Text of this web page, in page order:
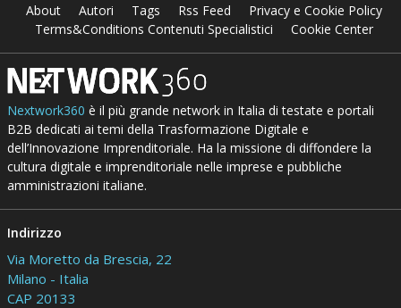
About Autori Tags Rss Feed
Privacy e Cookie Policy
Terms&Conditions Contenuti Specialistici
Cookie Center
Nextwork360 è il più grande network in Italia di testate e portali
B2B dedicati ai temi della Trasformazione Digitale e
dell’Innovazione Imprenditoriale. Ha la missione di diffondere la
cultura digitale e imprenditoriale nelle imprese e pubbliche
amministrazioni italiane.
Indirizzo
Via Moretto da Brescia, 22
Milano - Italia
CAP 20133